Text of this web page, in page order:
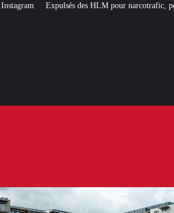
pour narcotrafic, peuvent-ils obtenir un nouveau